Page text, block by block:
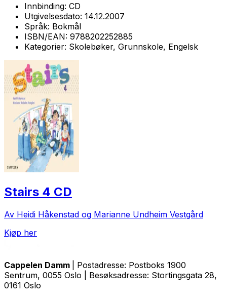
Innbinding: CD
Utgivelsesdato: 14.12.2007
Språk: Bokmål
ISBN/EAN: 9788202252885
Kategorier: Skolebøker, Grunnskole, Engelsk
Stairs 4 CD
Av Heidi Håkenstad og Marianne Undheim Vestgård
Kjøp her
Cappelen Damm
| Postadresse: Postboks 1900
Sentrum, 0055 Oslo | Besøksadresse: Stortingsgata 28,
0161 Oslo